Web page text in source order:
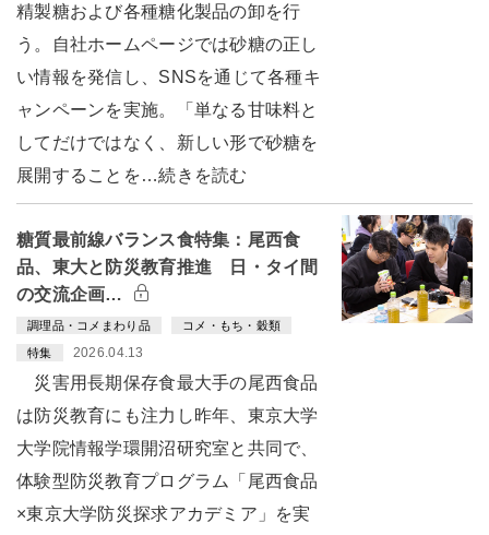
精製糖および各種糖化製品の卸を行
う。自社ホームページでは砂糖の正し
い情報を発信し、SNSを通じて各種キ
ャンペーンを実施。「単なる甘味料と
してだけではなく、新しい形で砂糖を
展開することを…続きを読む
糖質最前線バランス食特集：尾西食
品、東大と防災教育推進 日・タイ間
の交流企画…
調理品・コメまわり品 コメ・もち・穀類
特集 2026.04.13
災害用長期保存食最大手の尾西食品
は防災教育にも注力し昨年、東京大学
大学院情報学環開沼研究室と共同で、
体験型防災教育プログラム「尾西食品
×東京大学防災探求アカデミア」を実